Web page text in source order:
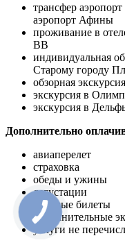
трансфер
аэропорт Афины
проживание в
BB
индивидуальная
Старому городу
обзорная
экскурсия в
экскурсия в
Дополнительно
авиаперелет
страховка
обеды и ужины
дегустации
входные билеты
дополнительные
услуги не